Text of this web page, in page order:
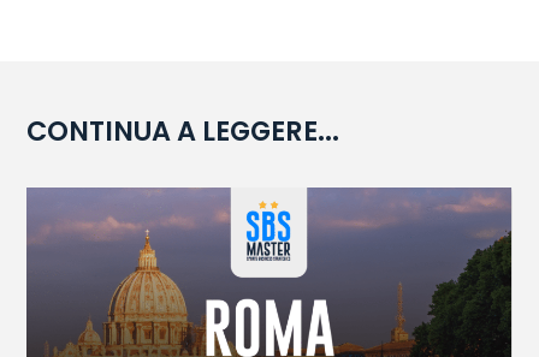
CONTINUA A LEGGERE...